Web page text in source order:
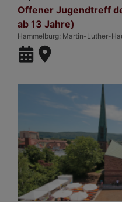
Offener Jugendtreff
ab 13 Jahre)
Hammelburg Martin-Luther-